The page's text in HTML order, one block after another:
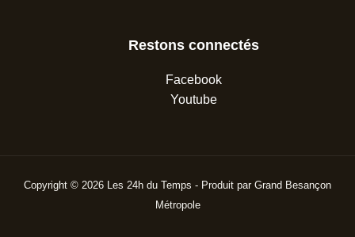
Restons connectés
Facebook
Youtube
Copyright © 2026 Les 24h du Temps - Produit par Grand Besançon
Métropole